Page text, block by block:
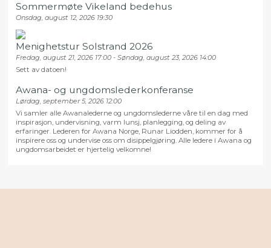
Sommermøte Vikeland bedehus
Onsdag, august 12, 2026 19:30
Menighetstur Solstrand 2026
Fredag, august 21, 2026 17:00 - Søndag, august 23, 2026 14:00
Sett av datoen!
Awana- og ungdomslederkonferanse
Lørdag, september 5, 2026 12:00
Vi samler alle Awanalederne og ungdomslederne våre til en dag med
inspirasjon, undervisning, varm lunsj, planlegging, og deling av
erfaringer. Lederen for Awana Norge, Runar Liodden, kommer for å
inspirere oss og undervise oss om disippelgjøring. Alle ledere i Awana og
ungdomsarbeidet er hjertelig velkomne!